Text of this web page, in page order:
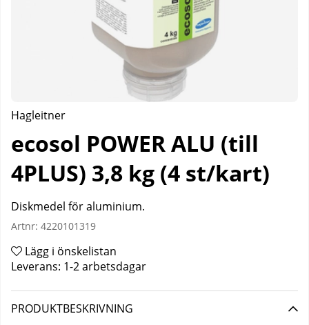
Hagleitner
ecosol POWER ALU (till
4PLUS) 3,8 kg (4 st/kart)
Diskmedel för aluminium.
Artnr: 4220101319
Lägg i önskelistan
Leverans: 1-2 arbetsdagar
PRODUKTBESKRIVNING